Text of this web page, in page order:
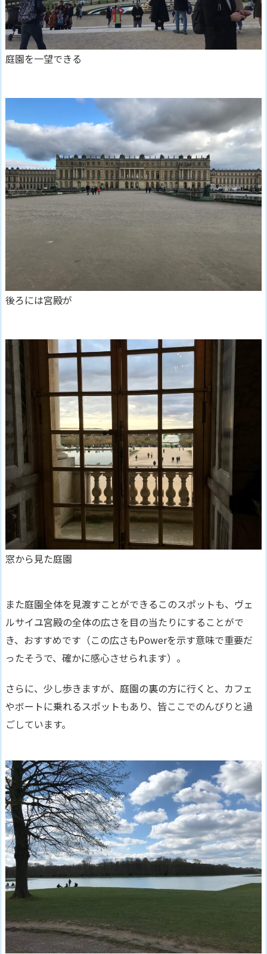
庭園を一望できる
後ろには宮殿が
窓から見た庭園
また庭園全体を見渡すことができるこのスポットも、ヴェ
ルサイユ宮殿の全体の広さを目の当たりにすることがで
き、おすすめです（この広さもPowerを示す意味で重要だ
ったそうで、確かに感心させられます）。
さらに、少し歩きますが、庭園の裏の方に行くと、カフェ
やボートに乗れるスポットもあり、皆ここでのんびりと過
ごしています。